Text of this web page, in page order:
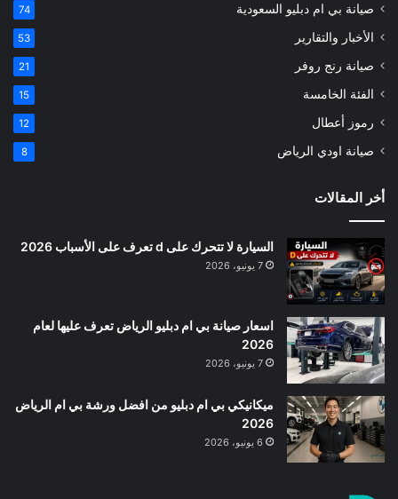
صيانة بي ام دبليو السعودية 74
الأخبار والتقارير 53
صيانة رنج روفر 21
الفئة الخامسة 15
رموز أعطال 12
صيانة اودي الرياض 8
أخر المقالات
السيارة لا تتحرك على d تعرف على الأسباب 2026
7 يونيو، 2026
اسعار صيانة بي ام دبليو الرياض تعرف عليها لعام
2026
7 يونيو، 2026
ميكانيكي بي ام دبليو من افضل ورشة بي ام الرياض
2026
6 يونيو، 2026